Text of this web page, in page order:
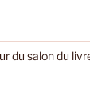
du salon du